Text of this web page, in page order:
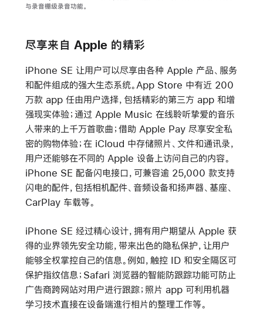
与录音棚级录音功能。
尽享来自 Apple 的精彩
iPhone SE 让用户可以尽享由各种 Apple 产品、服务
和配件组成的强大生态系统。App Store 中有近 200
万款 app 任由用户选择，包括精彩的第三方 app 和增
强现实体验；通过 Apple Music 在线聆听挚爱的音乐
人带来的上千万首歌曲；借助 Apple Pay 尽享安全私
密的购物体验；在 iCloud 中存储照片、文件和通讯录，
用户还能够在不同的 Apple 设备上访问自己的内容。
iPhone SE 配备闪电接口，可兼容逾 25,000 款支持
闪电的配件，包括相机配件、音频设备和扬声器、基座、
CarPlay 车载等。
iPhone SE 经过精心设计，拥有用户期望从 Apple 获
得的业界领先安全功能，带来出色的隐私保护，让用户
能够全权掌控自己的信息。例如，触控 ID 和安全隔区可
保护指纹信息；Safari 浏览器的智能防跟踪功能可防止
广告商跨网站对用户进行跟踪；照片 app 可利用机器
学习技术直接在设备端進行相片的整理工作等。